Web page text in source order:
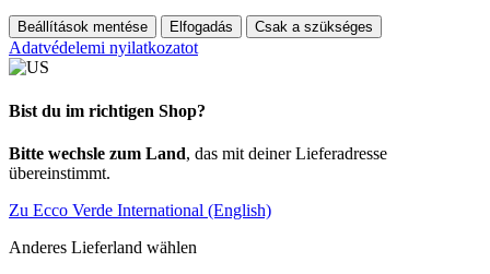
Beállítások mentése Elfogadás Csak a szükséges
Adatvédelemi nyilatkozatot
Bist du im richtigen Shop?
Bitte wechsle zum Land, das mit deiner Lieferadresse
übereinstimmt.
Zu Ecco Verde International (English)
Anderes Lieferland wählen